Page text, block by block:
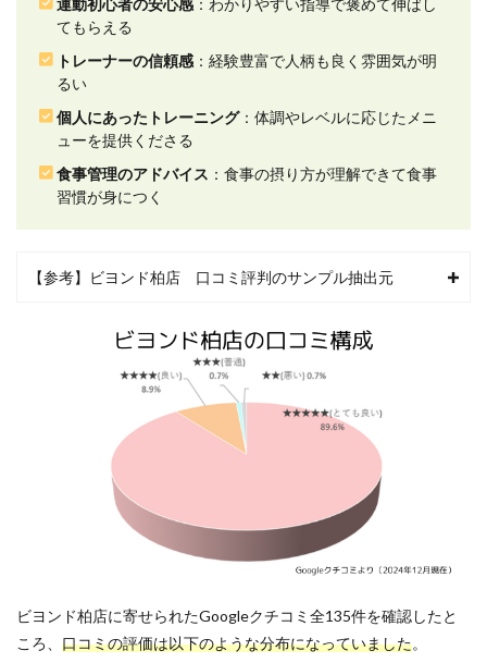
ーの
信頼
感に
関す
る口
コミ
評判
2.4
4.個人
った
ーニ
ング
判
3
運動初心者の安心感 ：わかりやすい指導で褒めて伸ばし
てもらえる
トレーナーの信頼感 ：経験豊富で人柄も良く雰囲気が明
るい
個人にあったトレーニング：体調やレベルに応じたメニ
ューを提供くださる
食事管理のアドバイス ：食事の摂り方が理解できて食事
習慣が身につく
【参考】ビヨンド柏店 口コミ評判のサンプル抽出元
ビヨンド柏店に寄せられたGoogleクチコミ全135件を確認したと
ころ、 口コミの評価は以下のような分布になっていました。